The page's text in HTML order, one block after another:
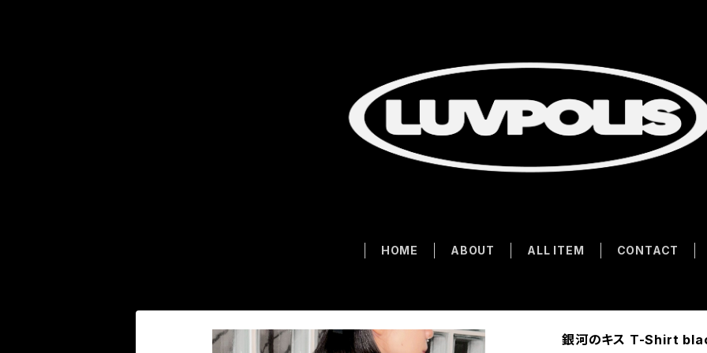
HOME ABOUT ALL ITEM CONTACT
銀河のキス T-Shirt